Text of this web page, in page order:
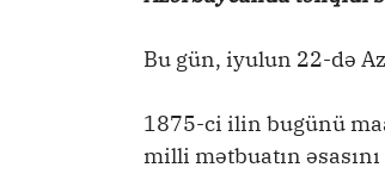
Bu gün, iyulun 22-də
1875-ci ilin bugünü
milli mətbuatın